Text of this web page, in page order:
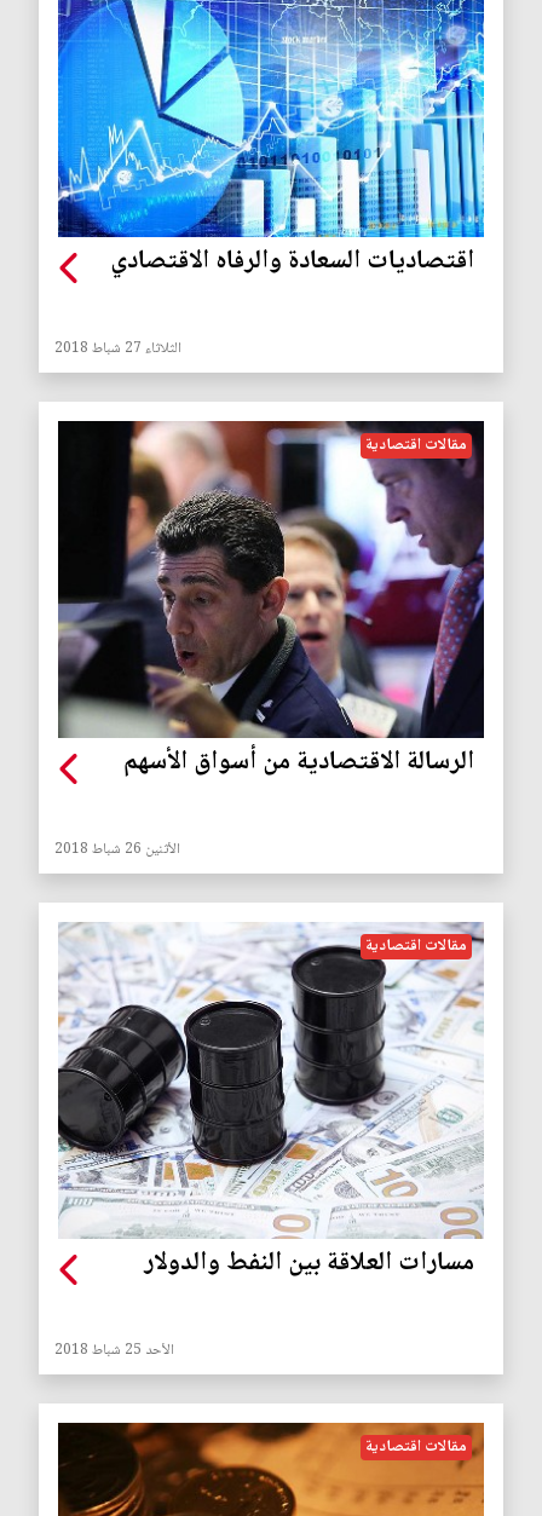
اقتصاديات السعادة والرفاه الاقتصادي
الثلاثاء 27 شباط 2018
مقالات اقتصادية
الرسالة الاقتصادية من أسواق الأسهم
الأثنين 26 شباط 2018
مقالات اقتصادية
مسارات العلاقة بين النفط والدولار
الأحد 25 شباط 2018
مقالات اقتصادية